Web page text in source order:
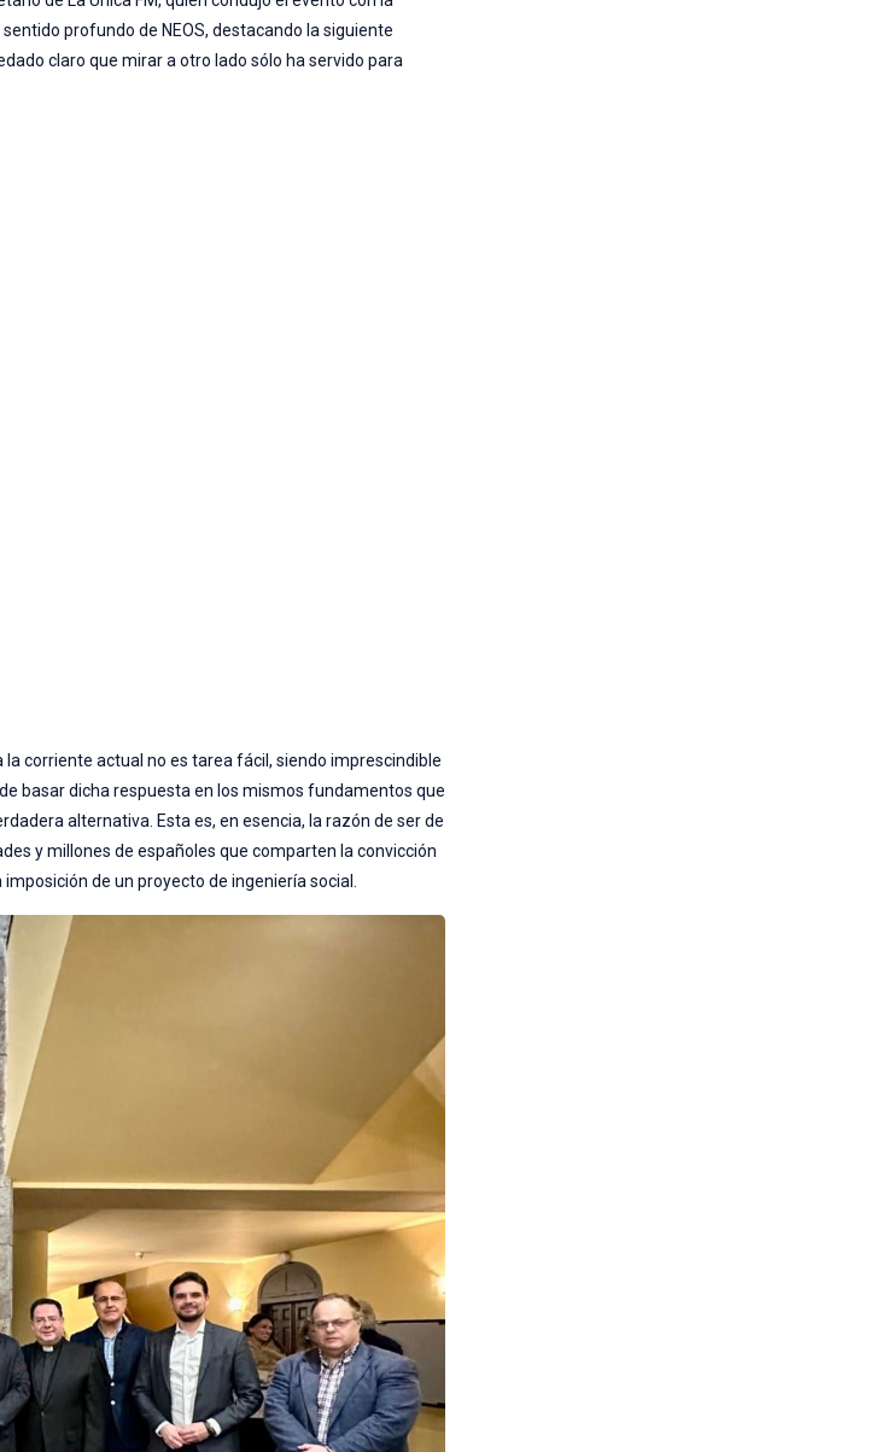
profundo de NEOS, destacando la siguiente
claro que mirar a otro lado sólo ha servido para
corriente actual no es tarea fácil, siendo imprescindible
basar dicha respuesta en los mismos fundamentos que
alternativa. Esta es, en esencia, la razón de ser de
y millones de españoles que comparten la convicción
de un proyecto de ingeniería social.